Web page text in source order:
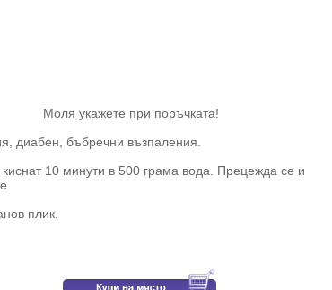
при поръчката!
диабен, бъбречни възпаления.
10 минути в 500 грама вода. Прецежда се и
плик.